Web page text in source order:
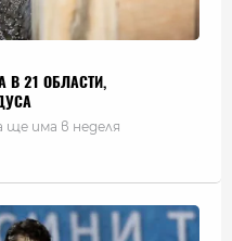
В 21 ОБЛАСТИ,
ще има в неделя